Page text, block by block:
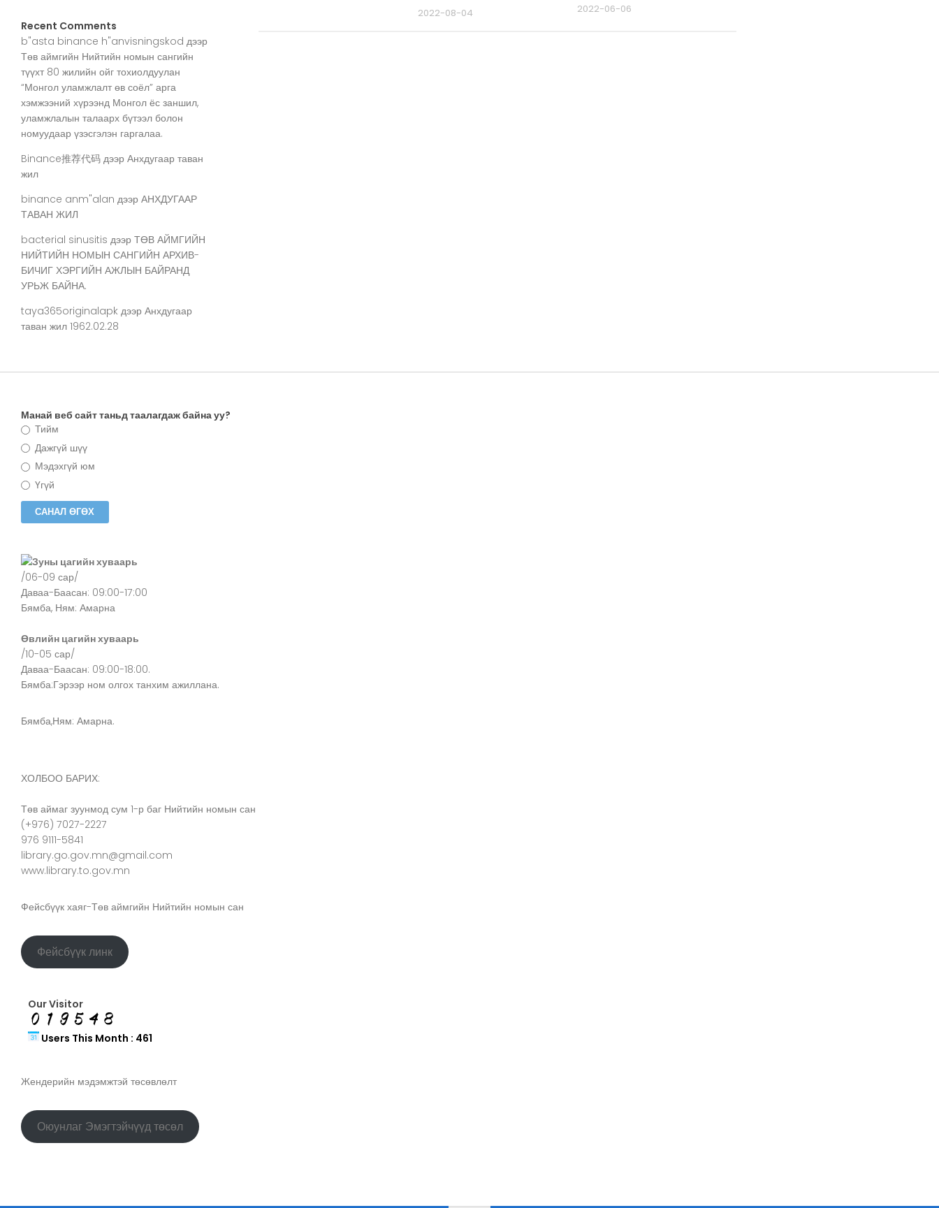
2022-08-04 2022-06-06
Recent Comments
b"asta binance h"anvisningskod дээр
Төв аймгийн Нийтийн номын сангийн
түүхт 80 жилийн ойг тохиолдуулан
“Монгол уламжлалт өв соёл” арга
хэмжээний хүрээнд Монгол ёс заншил,
уламжлалын талаарх бүтээл болон
номуудаар үзэсгэлэн гаргалаа.
Binance推荐代码 дээр Анхдугаар таван
жил
binance anm"alan дээр АНХДУГААР
ТАВАН ЖИЛ
bacterial sinusitis дээр ТӨВ АЙМГИЙН
НИЙТИЙН НОМЫН САНГИЙН АРХИВ-
БИЧИГ ХЭРГИЙН АЖЛЫН БАЙРАНД
УРЬЖ БАЙНА.
taya365originalapk дээр Анхдугаар
таван жил 1962.02.28
Манай веб сайт таньд таалагдаж байна уу?
Тийм
Дажгүй шүү
Мэдэхгүй юм
Үгүй
Зуны цагийн хуваарь
/06-09 сар/
Даваа-Баасан: 09:00-17:00
Бямба, Ням: Амарна
Өвлийн цагийн хуваарь
/10-05 сар/
Даваа-Баасан: 09:00-18:00.
Бямба:Гэрээр ном олгох танхим ажиллана.
Бямба,Ням: Амарна.
ХОЛБОО БАРИХ:
Төв аймаг зуунмод сум 1-р баг Нийтийн номын сан
(+976) 7027-2227
976 9111-5841
library.go.gov.mn@gmail.com
www.library.to.gov.mn
Фейсбүүк хаяг-Төв аймгийн Нийтийн номын сан
Фейсбүүк линк
Our Visitor
Users This Month : 461
Жендерийн мэдэмжтэй төсөвлөлт
Оюунлаг Эмэгтэйчүүд төсөл